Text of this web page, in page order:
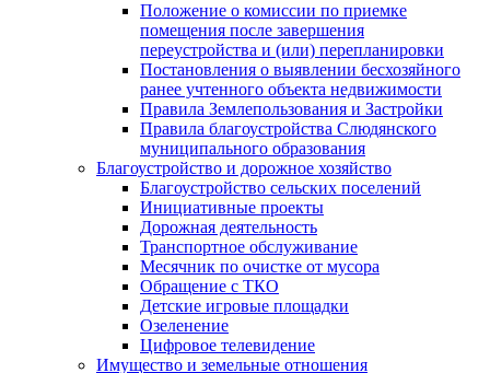
Положение о комиссии по приемке
помещения после завершения
переустройства и (или) перепланировки
Постановления о выявлении бесхозяйного
ранее учтенного объекта недвижимости
Правила Землепользования и Застройки
Правила благоустройства Слюдянского
муниципального образования
Благоустройство и дорожное хозяйство
Благоустройство сельских поселений
Инициативные проекты
Дорожная деятельность
Транспортное обслуживание
Месячник по очистке от мусора
Обращение с ТКО
Детские игровые площадки
Озеленение
Цифровое телевидение
Имущество и земельные отношения